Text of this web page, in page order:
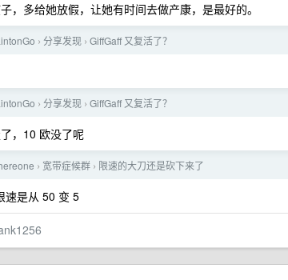
，多给她放假，让她有时间去做产康，是最好的。
› 分享发现 › GiffGaff 又复活了？
› 分享发现 › GiffGaff 又复活了？
，10 欧没了呢
› 宽带症候群 › 限速的大刀还是砍下来了
速是从 50 变 5